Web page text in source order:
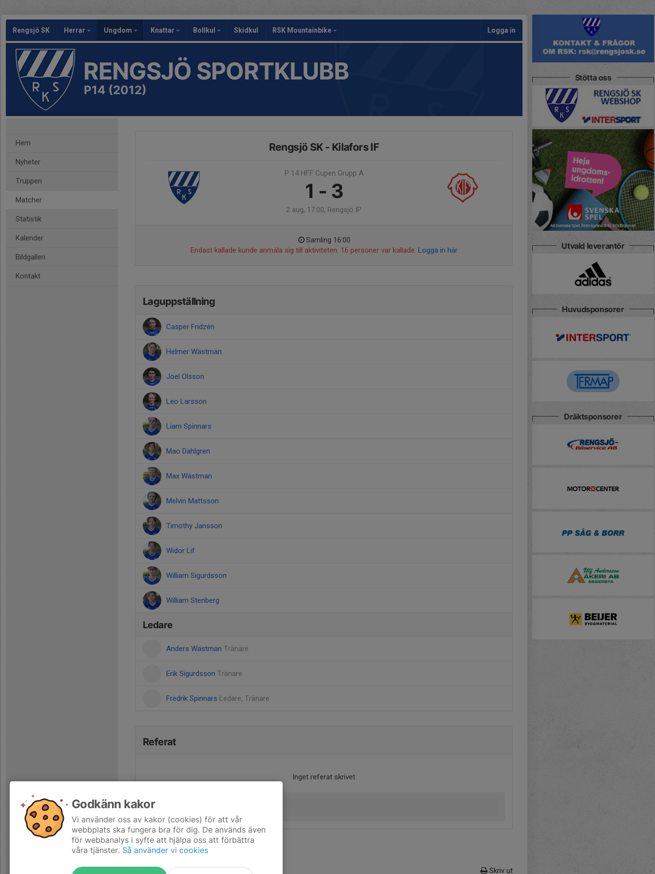
Rengsjö SK Herrar Ungdom Knattar Bollkul Skidkul RSK Mountainbike Logga in
RENGSJÖ SPORTKLUBB
P14 (2012)
Hem
Nyheter
Truppen
Matcher
Statistik
Kalender
Bildgalleri
Kontakt
Rengsjö SK - Kilafors IF
P 14 HFF Cupen Grupp A
1 - 3
2 aug, 17:00, Rengsjö IP
Samling 16:00
Endast kallade kunde anmäla sig till aktiviteten. 16 personer var kallade. Logga in här
Laguppställning
Casper Fridzén
Helmer Wästman
Joel Olsson
Leo Larsson
Liam Spinnars
Mao Dahlgren
Max Wästman
Melvin Mattsson
Timothy Jansson
Widor Lif
William Sigurdsson
William Stenberg
Ledare
Anders Wästman Tränare
Erik Sigurdsson Tränare
Fredrik Spinnars Ledare, Tränare
Referat
Inget referat skrivet
Skriv ut
Stötta oss
Utvald leverantör
Huvudsponsorer
Dräktsponsorer
Godkänn kakor
Vi använder oss av kakor (cookies) för att vår
webbplats ska fungera bra för dig. De används även
för webbanalys i syfte att hjälpa oss att förbättra
våra tjänster. Så använder vi cookies